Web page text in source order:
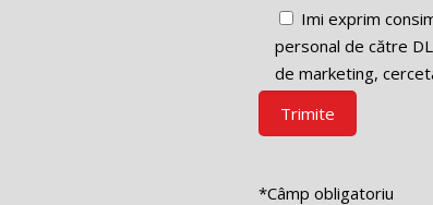
Imi exprim
personal de către
de marketing,
*Câmp obligatoriu